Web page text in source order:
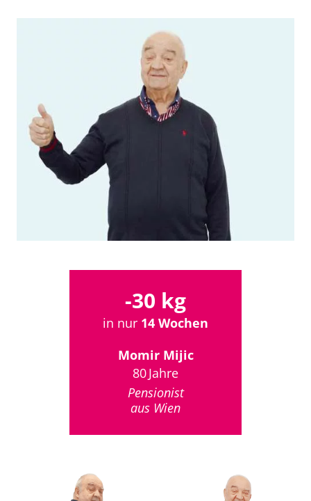
-30 kg
in nur 14 Wochen
Momir Mijic
80 Jahre
Pensionist
aus Wien